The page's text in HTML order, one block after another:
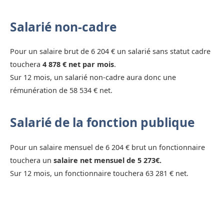
Salarié non-cadre
Pour un salaire brut de 6 204 € un salarié sans statut cadre
touchera 4 878 € net par mois.
Sur 12 mois, un salarié non-cadre aura donc une
rémunération de 58 534 € net.
Salarié de la fonction publique
Pour un salaire mensuel de 6 204 € brut un fonctionnaire
touchera un salaire net mensuel de 5 273€.
Sur 12 mois, un fonctionnaire touchera 63 281 € net.